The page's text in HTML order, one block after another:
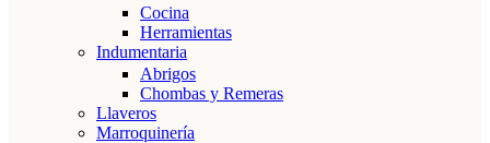
Cocina
Herramientas
Indumentaria
Abrigos
Chombas y Remeras
Llaveros
Marroquinería